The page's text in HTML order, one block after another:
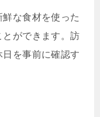
な食材を使った
ができます。訪
を事前に確認す